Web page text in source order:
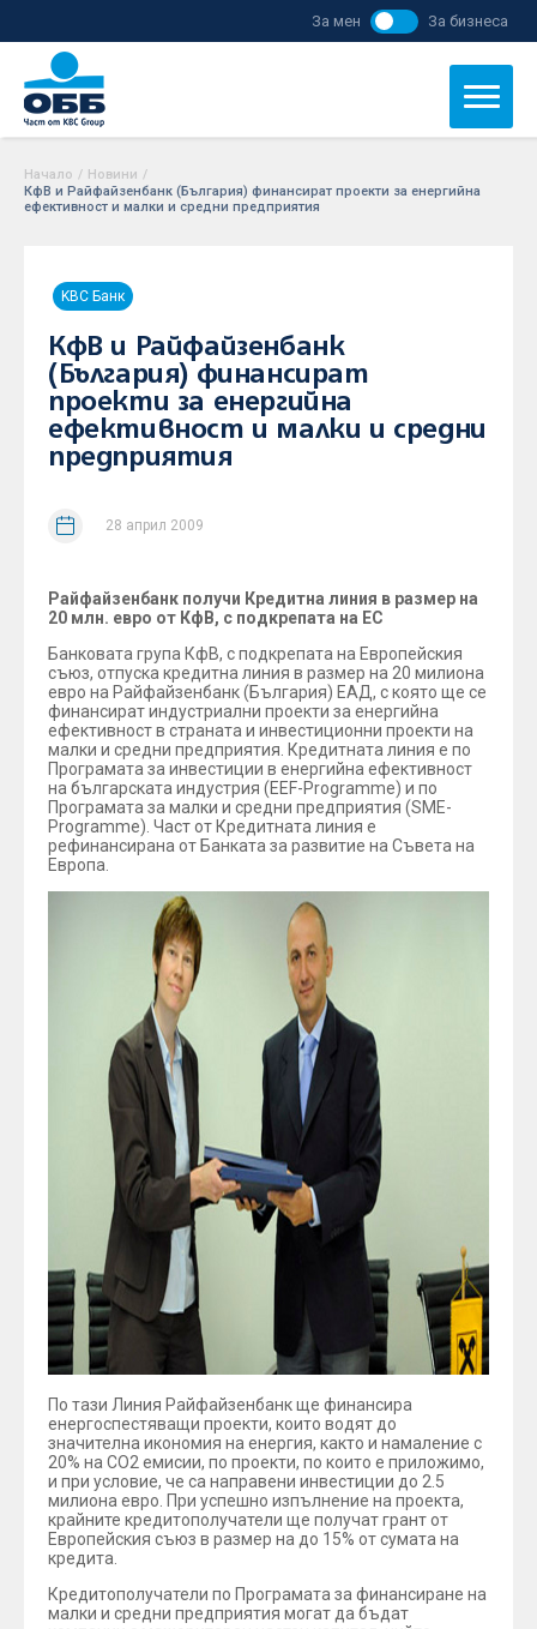
За мен За бизнеса
Начало / Новини /
КфВ и Райфайзенбанк (България) финансират проекти за енергийна
ефективност и малки и средни предприятия
KBC Банк
КфВ и Райфайзенбанк
(България) финансират
проекти за енергийна
ефективност и малки и средни
предприятия
28 април 2009
Райфайзенбанк получи Кредитна линия в размер на
20 млн. евро от КфВ, с подкрепата на ЕС
Банковата група КфВ, с подкрепата на Европейския
съюз, отпуска кредитна линия в размер на 20 милиона
евро на Райфайзенбанк (България) ЕАД, с която ще се
финансират индустриални проекти за енергийна
ефективност в страната и инвестиционни проекти на
малки и средни предприятия. Кредитната линия е по
Програмата за инвестиции в енергийна ефективност
на българската индустрия (EEF-Programme) и по
Програмата за малки и средни предприятия (SME-
Programme). Част от Кредитната линия е
рефинансирана от Банката за развитие на Съвета на
Европа.
По тази Линия Райфайзенбанк ще финансира
енергоспестяващи проекти, които водят до
значителна икономия на енергия, както и намаление с
20% на CO2 емисии, по проекти, по които е приложимо,
и при условие, че са направени инвестиции до 2.5
милиона евро. При успешно изпълнение на проекта,
крайните кредитополучатели ще получат грант от
Европейския съюз в размер на до 15% от сумата на
кредита.
Кредитополучатели по Програмата за финансиране на
малки и средни предприятия могат да бъдат